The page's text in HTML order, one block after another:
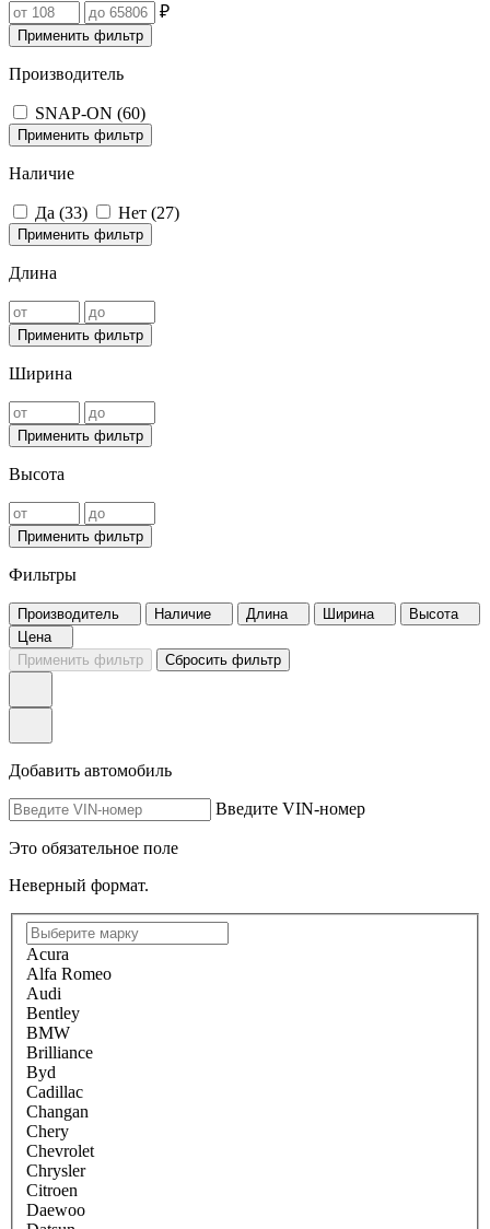
₽
Применить фильтр
Производитель
SNAP-ON (60)
Применить фильтр
Наличие
Да (33) Нет (27)
Применить фильтр
Длина
Применить фильтр
Ширина
Применить фильтр
Высота
Применить фильтр
Фильтры
Производитель Наличие Длина Ширина
Высота
Цена
Применить фильтр
Сбросить фильтр
Добавить автомобиль
Введите VIN-номер
Это обязательное поле
Неверный формат.
Acura
Alfa Romeo
Audi
Bentley
BMW
Brilliance
Byd
Cadillac
Changan
Chery
Chevrolet
Chrysler
Citroen
Daewoo